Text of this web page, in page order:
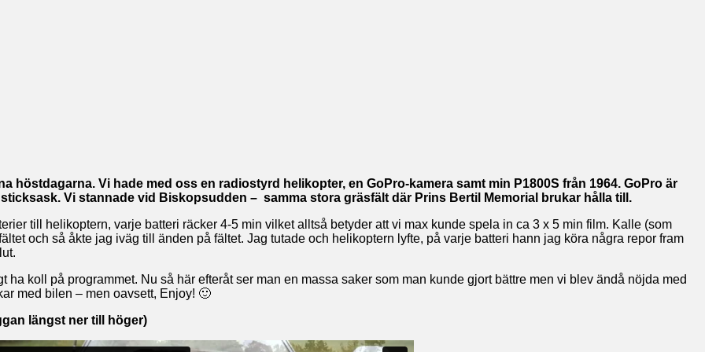
höstdagarna. Vi hade med oss en radiostyrd helikopter, en GoPro-kamera samt min P1800S från 1964. GoPro är
Vi stannade vid Biskopsudden – samma stora gräsfält där Prins Bertil Memorial brukar hålla till.
till helikoptern, varje batteri räcker 4-5 min vilket alltså betyder att vi max kunde spela in ca 3 x 5 min film. Kalle (som
och så åkte jag iväg till änden på fältet. Jag tutade och helikoptern lyfte, på varje batteri hann jag köra några repor fram
koll på programmet. Nu så här efteråt ser man en massa saker som man kunde gjort bättre men vi blev ändå nöjda med
med bilen – men oavsett, Enjoy! 🙂
längst ner till höger)